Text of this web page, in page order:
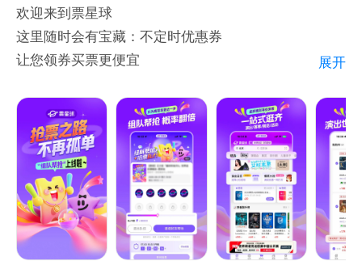
宝、微信等）进行付款。
欢迎来到票星球
这里随时会有宝藏：不定时优惠券
让您领券买票更便宜
我们提供：你喜欢的演唱会、音乐节、脱口秀、舞台表
演、体育比赛、展览等等的门票，我们努力让买票变得
更快乐。
我们保证：所有票品官方票务合作，保证原价真票。
官方小程序/微信账号/官方微博：搜索并认准“票星球”
在线客服: APP /小程序个人中心一客服
展开